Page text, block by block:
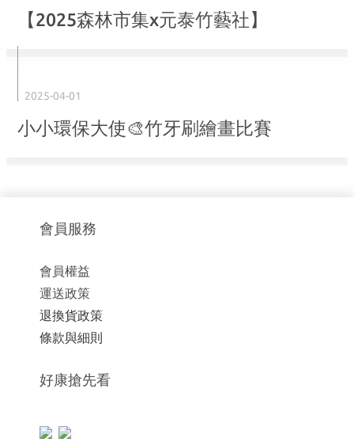
【2025森林市集x元泰竹藝社】
2025-04-01
小小環保大使🎨竹牙刷繪畫比賽
會員服務
會員權益
運送政策
退換貨政策
條款與細則
好康搶先看